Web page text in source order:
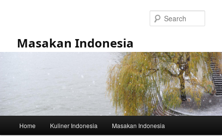
Masakan Indonesia
Home Kuliner Indonesia Masakan Indonesia